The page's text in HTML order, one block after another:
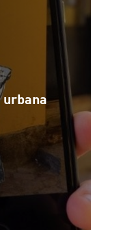
urbana